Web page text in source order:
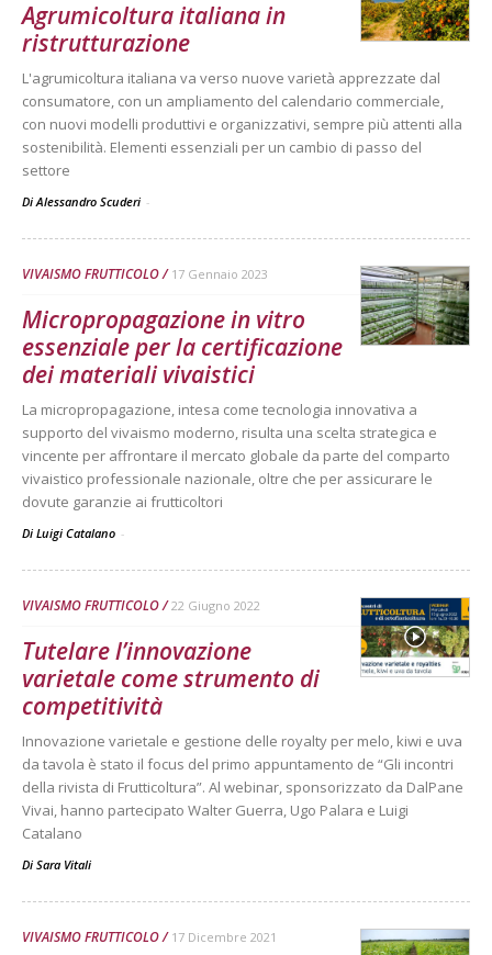
Agrumicoltura italiana in
ristrutturazione
L'agrumicoltura italiana va verso nuove varietà apprezzate dal
consumatore, con un ampliamento del calendario commerciale,
con nuovi modelli produttivi e organizzativi, sempre più attenti alla
sostenibilità. Elementi essenziali per un cambio di passo del
settore
Di Alessandro Scuderi -
VIVAISMO FRUTTICOLO 17 Gennaio 2023
Micropropagazione in vitro
essenziale per la certificazione
dei materiali vivaistici
La micropropagazione, intesa come tecnologia innovativa a
supporto del vivaismo moderno, risulta una scelta strategica e
vincente per affrontare il mercato globale da parte del comparto
vivaistico professionale nazionale, oltre che per assicurare le
dovute garanzie ai frutticoltori
Di Luigi Catalano -
VIVAISMO FRUTTICOLO 22 Giugno 2022
Tutelare l’innovazione
varietale come strumento di
competitività
Innovazione varietale e gestione delle royalty per melo, kiwi e uva
da tavola è stato il focus del primo appuntamento de “Gli incontri
della rivista di Frutticoltura”. Al webinar, sponsorizzato da DalPane
Vivai, hanno partecipato Walter Guerra, Ugo Palara e Luigi
Catalano
Di Sara Vitali
VIVAISMO FRUTTICOLO 17 Dicembre 2021